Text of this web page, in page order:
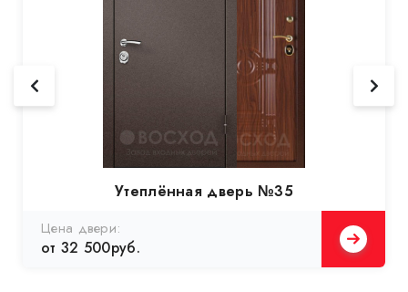
Утеплённая дверь №35
Цена двери:
от 32 500руб.